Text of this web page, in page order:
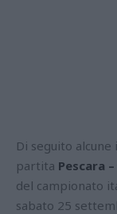
Di seguito
partita Pescara
del campionato
sabato 25